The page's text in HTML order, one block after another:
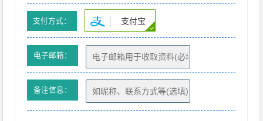
支付方式： 支付宝
电子邮箱：
备注信息：